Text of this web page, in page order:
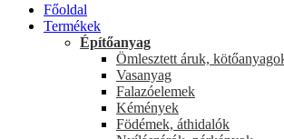
Főoldal
Termékek
Építőanyag
Ömlesztett áruk,
Vasanyag
Falazóelemek
Kémények
Födémek, áthidalók